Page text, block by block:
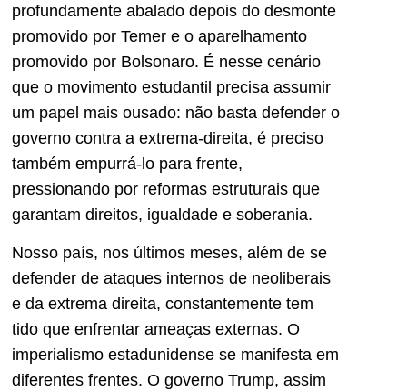
profundamente abalado depois do desmonte
promovido por Temer e o aparelhamento
promovido por Bolsonaro. É nesse cenário
que o movimento estudantil precisa assumir
um papel mais ousado: não basta defender o
governo contra a extrema-direita, é preciso
também empurrá-lo para frente,
pressionando por reformas estruturais que
garantam direitos, igualdade e soberania.
Nosso país, nos últimos meses, além de se
defender de ataques internos de neoliberais
e da extrema direita, constantemente tem
tido que enfrentar ameaças externas. O
imperialismo estadunidense se manifesta em
diferentes frentes. O governo Trump, assim